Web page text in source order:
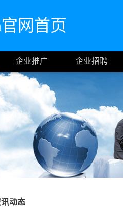
网首页
企业推广 企业招聘
动态